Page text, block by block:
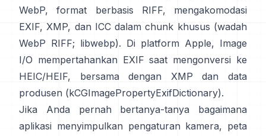
WebP, format berbasis RIFF, mengakomodasi
EXIF, XMP, dan ICC dalam chunk khusus (wadah
WebP RIFF; libwebp). Di platform Apple, Image
I/O mempertahankan EXIF saat mengonversi ke
HEIC/HEIF, bersama dengan XMP dan data
produsen (kCGImagePropertyExifDictionary).
Jika Anda pernah bertanya-tanya bagaimana
aplikasi menyimpulkan pengaturan kamera, peta